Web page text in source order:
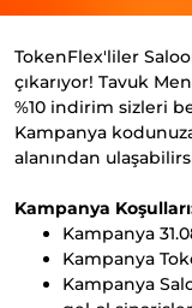
TokenFlex'liler
çıkarıyor! Tavuk
%10 indirim sizleri
Kampanya
alanından
Kampanya
Kampanya
Kampanya
Kampanya